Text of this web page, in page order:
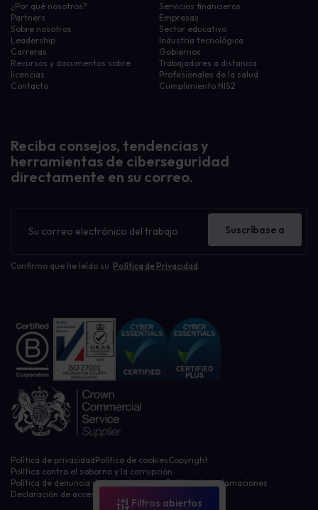
Filtros abiertos
Estudio de caso
Nuestro blog
Gestión de políticas
Gobernanza, Riesgo, Cumplimiento GRC
Phishing y ransomware
Privacidad, GDPR, CCPA
Sin categoría
¿Por qué nosotros?
Partners
Sobre nosotros
Leadership
Carreras
Recursos y documentos sobre
licencias
Contacto
Servicios financieros
Empresas
Sector educativo
Industria tecnológica
Gobiernos
Trabajadores a distancia
Profesionales de la salud
Cumplimiento NIS2
Reciba consejos, tendencias y
herramientas de ciberseguridad
directamente en su correo.
Confirmo que he leído su Política de Privacidad
Suscríbase a
Política de privacidadPolítica de cookiesCopyright
Política contra el soborno y la corrupción
Política de denuncia de irregularidadesPolítica de reclamaciones
Declaración de accesibilidad